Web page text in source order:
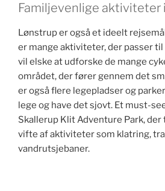
Familjevenlige aktiviteter
Lønstrup er også et ideelt
er mange aktiviteter, der passer til
vil elske at udforske de mange
området, der fører gennem det
er også flere legepladser og
lege og have det sjovt. Et must-
Skallerup Klit Adventure Park, der
vifte af aktiviteter som klatring,
vandrutsjebaner.